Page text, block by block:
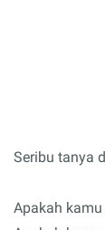
Seribu tanya
Apakah